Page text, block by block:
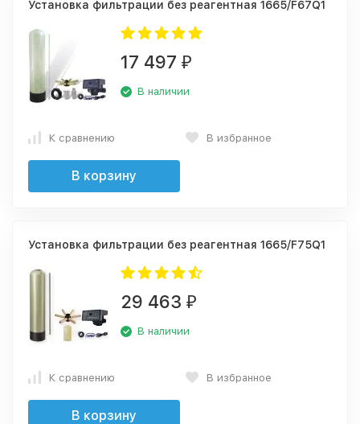
Установка фильтрации без реагентная 1665/F67Q1
17 497 ₽
В наличии
К сравнению В избранное
В корзину
Установка фильтрации без реагентная 1665/F75Q1
29 463 ₽
В наличии
К сравнению В избранное
В корзину